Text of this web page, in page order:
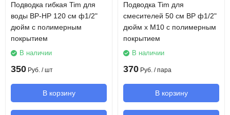
Подводка гибкая Tim для
воды ВР-НР 120 см ф1/2"
дюйм с полимерным
покрытием
В наличии
350 Руб. / шт
В корзину
Подводка Tim для
смесителей 50 см ВР ф1/2"
дюйм х М10 с полимерным
покрытием
В наличии
370 Руб. / пара
В корзину